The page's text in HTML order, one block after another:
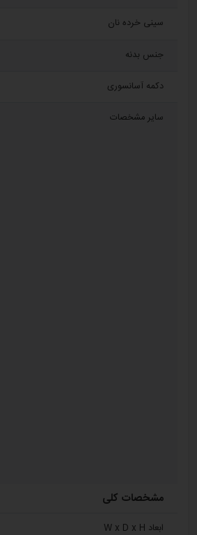
سینی خرده نان
جنس بدنه
دکمه آسانسوری
سایر مشخصات
مشخصات کلی
ابعاد W x D x H